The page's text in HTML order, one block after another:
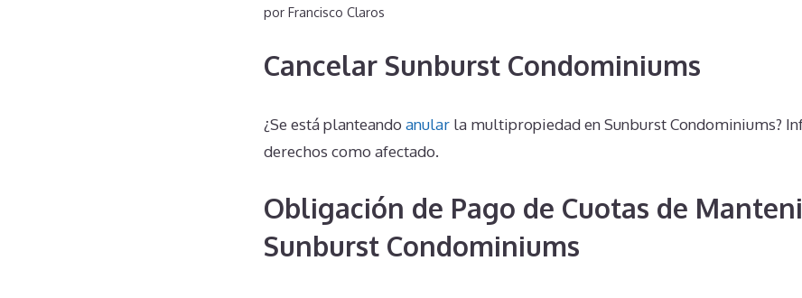
por Francisco Claros
Cancelar Sunburst Condominiums
¿Se está planteando anular la multipropiedad en Sunburst Condominiums?
derechos como afectado.
Obligación de Pago de Cuotas de
Sunburst Condominiums